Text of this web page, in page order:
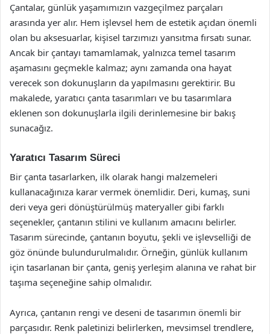
Çantalar, günlük yaşamımızın vazgeçilmez parçaları
arasında yer alır. Hem işlevsel hem de estetik açıdan önemli
olan bu aksesuarlar, kişisel tarzımızı yansıtma fırsatı sunar.
Ancak bir çantayı tamamlamak, yalnızca temel tasarım
aşamasını geçmekle kalmaz; aynı zamanda ona hayat
verecek son dokunuşların da yapılmasını gerektirir. Bu
makalede, yaratıcı çanta tasarımları ve bu tasarımlara
eklenen son dokunuşlarla ilgili derinlemesine bir bakış
sunacağız.
Yaratıcı Tasarım Süreci
Bir çanta tasarlarken, ilk olarak hangi malzemeleri
kullanacağınıza karar vermek önemlidir. Deri, kumaş, suni
deri veya geri dönüştürülmüş materyaller gibi farklı
seçenekler, çantanın stilini ve kullanım amacını belirler.
Tasarım sürecinde, çantanın boyutu, şekli ve işlevselliği de
göz önünde bulundurulmalıdır. Örneğin, günlük kullanım
için tasarlanan bir çanta, geniş yerleşim alanına ve rahat bir
taşıma seçeneğine sahip olmalıdır.
Ayrıca, çantanın rengi ve deseni de tasarımın önemli bir
parçasıdır. Renk paletinizi belirlerken, mevsimsel trendlere,